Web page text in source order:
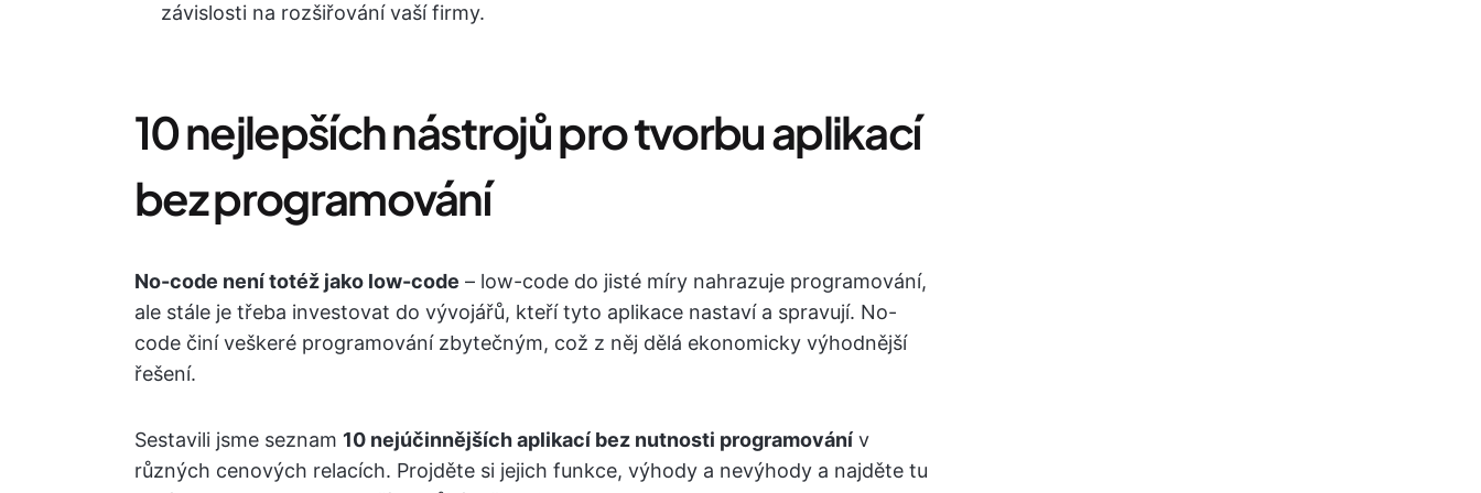
závislosti na rozšiřování vaší firmy.
10 nejlepších nástrojů pro tvorbu aplikací
bez programování
No-code není totéž jako low-code – low-code do jisté míry nahrazuje programování,
ale stále je třeba investovat do vývojářů, kteří tyto aplikace nastaví a spravují. No-
code činí veškeré programování zbytečným, což z něj dělá ekonomicky výhodnější
řešení.
Sestavili jsme seznam 10 nejúčinnějších aplikací bez nutnosti programování v
různých cenových relacích. Projděte si jejich funkce, výhody a nevýhody a najděte tu